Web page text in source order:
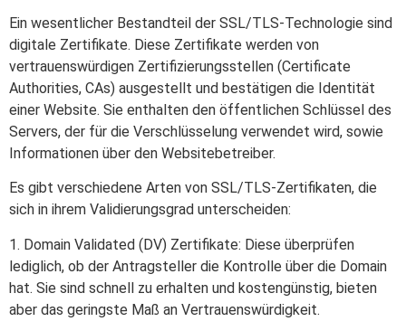
Ein wesentlicher Bestandteil der SSL/TLS-Technologie sind
digitale Zertifikate. Diese Zertifikate werden von
vertrauenswürdigen Zertifizierungsstellen (Certificate
Authorities, CAs) ausgestellt und bestätigen die Identität
einer Website. Sie enthalten den öffentlichen Schlüssel des
Servers, der für die Verschlüsselung verwendet wird, sowie
Informationen über den Websitebetreiber.
Es gibt verschiedene Arten von SSL/TLS-Zertifikaten, die
sich in ihrem Validierungsgrad unterscheiden:
1. Domain Validated (DV) Zertifikate: Diese überprüfen
lediglich, ob der Antragsteller die Kontrolle über die Domain
hat. Sie sind schnell zu erhalten und kostengünstig, bieten
aber das geringste Maß an Vertrauenswürdigkeit.